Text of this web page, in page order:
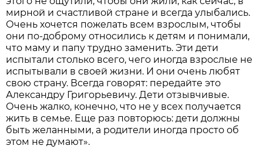
мирной и счастливой стране и всегда улыбались.
Очень хочется пожелать всем взрослым, чтобы
они по-доброму относились к детям и понимали,
что маму и папу трудно заменить. Эти дети
испытали столько всего, чего иногда взрослые не
испытывали в своей жизни. И они очень любят
свою страну. Всегда говорят: передайте это
Александру Григорьевичу. Дети отзывчивые.
Очень жалко, конечно, что не у всех получается
жить в семье. Еще раз повторюсь: дети должны
быть желанными, а родители иногда просто об
этом не думают».